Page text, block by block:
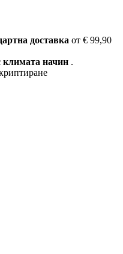
доставка от € 99,90
климата начин .